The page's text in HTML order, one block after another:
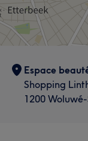
Espace
Shopping
1200